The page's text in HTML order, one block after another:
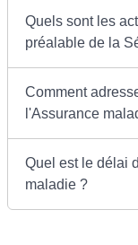
Quels sont les
préalable de la
Comment
l'Assurance
Quel est le délai
maladie ?